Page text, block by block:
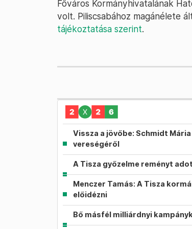
Főváros Kormányhivatalának
volt. Piliscsabához magánélete
tájékoztatása szerint.
Vissza a jövőbe: Schmidt
vereségéről
A Tisza győzelme reményt
Menczer Tamás: A Tisza
előidézni
Bő másfél milliárdnyi